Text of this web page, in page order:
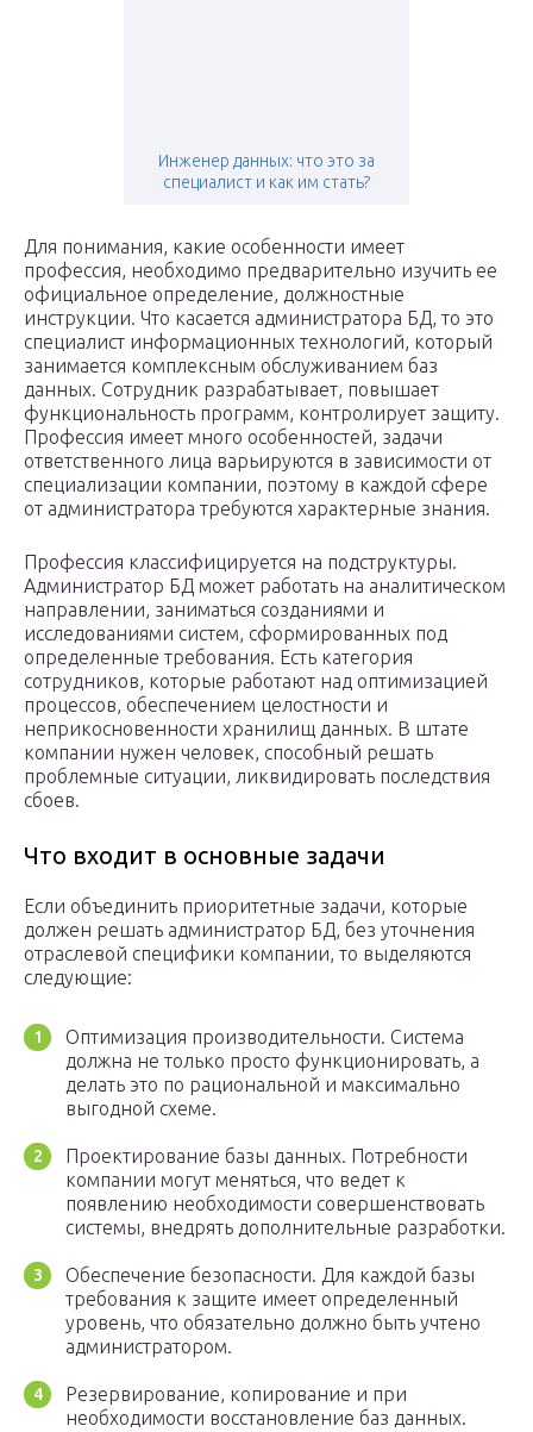
Инженер данных: что это за
специалист и как им стать?
Для понимания, какие особенности имеет
профессия, необходимо предварительно изучить ее
официальное определение, должностные
инструкции. Что касается администратора БД, то это
специалист информационных технологий, который
занимается комплексным обслуживанием баз
данных. Сотрудник разрабатывает, повышает
функциональность программ, контролирует защиту.
Профессия имеет много особенностей, задачи
ответственного лица варьируются в зависимости от
специализации компании, поэтому в каждой сфере
от администратора требуются характерные знания.
Профессия классифицируется на подструктуры.
Администратор БД может работать на аналитическом
направлении, заниматься созданиями и
исследованиями систем, сформированных под
определенные требования. Есть категория
сотрудников, которые работают над оптимизацией
процессов, обеспечением целостности и
неприкосновенности хранилищ данных. В штате
компании нужен человек, способный решать
проблемные ситуации, ликвидировать последствия
сбоев.
Что входит в основные задачи
Если объединить приоритетные задачи, которые
должен решать администратор БД, без уточнения
отраслевой специфики компании, то выделяются
следующие:
Оптимизация производительности. Система
должна не только просто функционировать, а
делать это по рациональной и максимально
выгодной схеме.
Проектирование базы данных. Потребности
компании могут меняться, что ведет к
появлению необходимости совершенствовать
системы, внедрять дополнительные разработки.
Обеспечение безопасности. Для каждой базы
требования к защите имеет определенный
уровень, что обязательно должно быть учтено
администратором.
Резервирование, копирование и при
необходимости восстановление баз данных.